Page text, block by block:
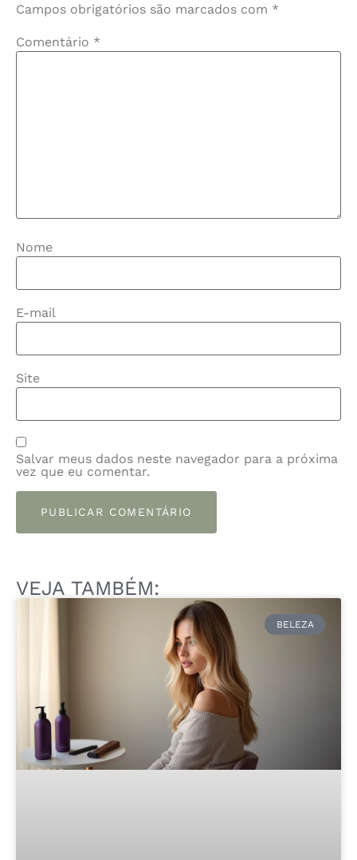
Campos obrigatórios são marcados com *
Comentário *
Nome
E-mail
Site
Salvar meus dados neste navegador para a próxima
vez que eu comentar.
VEJA TAMBÉM:
BELEZA